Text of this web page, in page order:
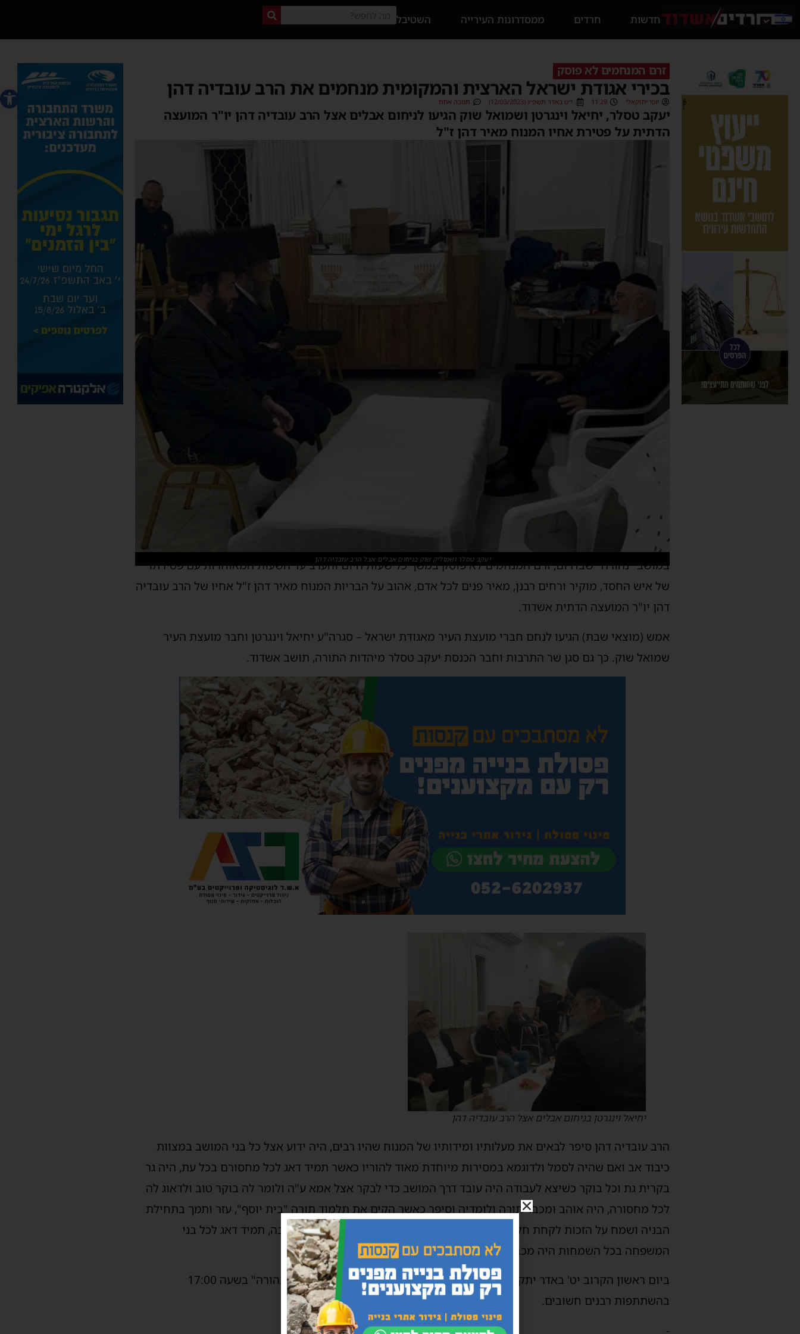
פתח
חדשות חרדים ממסדרונות העירייה השטיבל
זרם המנחמים לא פוסק
בכירי אגודת ישראל הארצית והמקומית מנחמים את הרב עובדיה דהן
יוסי יחזקאלי 11:29 י״ט באדר תשפ״ג (12/03/2023) תגובה אחת
יעקב טסלר, יחיאל וינגרטן ושמואל שוק הגיעו לניחום אבלים אצל הרב עובדיה דהן יו"ר המועצה
הדתית על פטירת אחיו המנוח מאיר דהן ז"ל
יעקב טסלר ושמוליק שוק בניחום אבלים אצל הרב עובדיה דהן
במושב "נהורה" שבדרום, זרם המנחמים לא פוסק במשך כל שעות היום והערב עד השעות המאוחרות עם פטירתו
של איש החסד, מוקיר ורחים רבנן, מאיר פנים לכל אדם, אהוב על הבריות המנוח מאיר דהן ז"ל אחיו של הרב עובדיה
דהן יו"ר המועצה הדתית אשדוד.
אמש (מוצאי שבת) הגיעו לנחם חברי מועצת העיר מאגודת ישראל – סגרה"ע יחיאל וינגרטן וחבר מועצת העיר
שמואל שוק. כך גם סגן שר התרבות וחבר הכנסת יעקב טסלר מיהדות התורה, תושב אשדוד.
יחיאל וינגרטן בניחום אבלים אצל הרב עובדיה דהן
הרב עובדיה דהן סיפר לבאים את מעלותיו ומידותיו של המנוח שהיו רבים, היה ידוע אצל כל בני המושב במצוות
כיבוד אב ואם שהיה לסמל ולדוגמא במסירות מיוחדת מאוד להוריו כאשר תמיד דאג לכל מחסורם בכל עת, היה גר
בקרית גת וכל בוקר כשיצא לעבודה היה עובד דרך המושב כדי לבקר אצל אמא ע"ה ולומר לה בוקר טוב ולדאוג לה
לכל מחסורה, היה אוהב ומכבד תורה ולומדיה וסיפר כאשר הקים את תלמוד תורה "בית יוסף", עזר ותמך בתחילת
הבניה ושמח על הזכות לקחת חלק בבנית בית הספר לילדים, היה לו לב רחב ועין טובה, תמיד דאג לכל בני
המשפחה בכל השמחות היה מכבד מתחילה ועד סוף.
ביום ראשון הקרוב יט' באדר יתקיים עצרת השבעה בבית הכנסת המרכזי שבמושב "נהורה" בשעה 17:00
בהשתתפות רבנים חשובים.
-